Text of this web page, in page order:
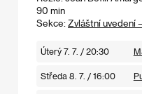
90 min
Sekce: Zvláštní uvedení
Úterý 7. 7. / 20:30
Středa 8. 7. / 16:00